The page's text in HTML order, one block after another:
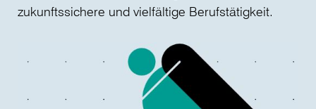
zukunftssichere und vielfältige Berufstätigkeit.